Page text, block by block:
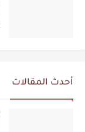
أحدث المقالات